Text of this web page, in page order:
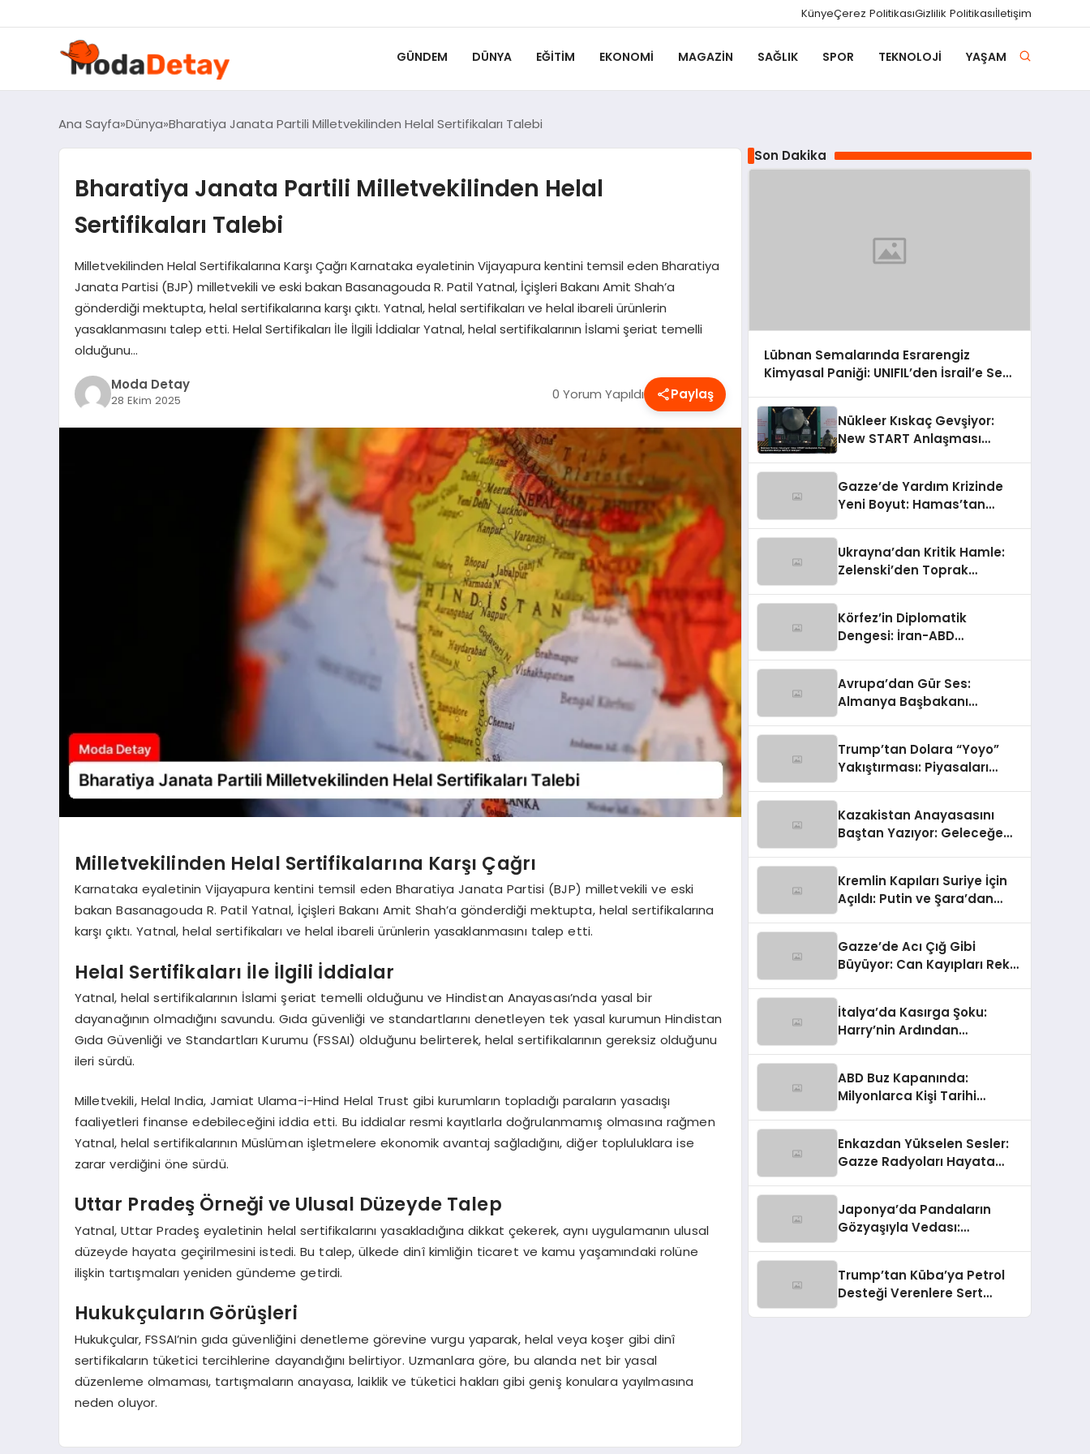
KünyeÇerez PolitikasıGizlilik Politikasıİletişim
GÜNDEM DÜNYA EĞITIM EKONOMI MAGAZIN SAĞLIK SPOR TEKNOLOJI YAŞAM
Ana Sayfa Dünya Bharatiya Janata Partili Milletvekilinden Helal Sertifikaları Talebi
Bharatiya Janata Partili Milletvekilinden Helal
Sertifikaları Talebi
Milletvekilinden Helal Sertifikalarına Karşı Çağrı Karnataka eyaletinin Vijayapura kentini temsil eden Bharatiya
Janata Partisi (BJP) milletvekili ve eski bakan Basanagouda R. Patil Yatnal, İçişleri Bakanı Amit Shah’a
gönderdiği mektupta, helal sertifikalarına karşı çıktı. Yatnal, helal sertifikaları ve helal ibareli ürünlerin
yasaklanmasını talep etti. Helal Sertifikaları İle İlgili İddialar Yatnal, helal sertifikalarının İslami şeriat temelli
olduğunu…
Moda Detay
28 Ekim 2025 0 Yorum Yapıldı Paylaş
Milletvekilinden Helal Sertifikalarına Karşı Çağrı
Karnataka eyaletinin Vijayapura kentini temsil eden Bharatiya Janata Partisi (BJP) milletvekili ve eski
bakan Basanagouda R. Patil Yatnal, İçişleri Bakanı Amit Shah’a gönderdiği mektupta, helal sertifikalarına
karşı çıktı. Yatnal, helal sertifikaları ve helal ibareli ürünlerin yasaklanmasını talep etti.
Helal Sertifikaları İle İlgili İddialar
Yatnal, helal sertifikalarının İslami şeriat temelli olduğunu ve Hindistan Anayasası’nda yasal bir
dayanağının olmadığını savundu. Gıda güvenliği ve standartlarını denetleyen tek yasal kurumun Hindistan
Gıda Güvenliği ve Standartları Kurumu (FSSAI) olduğunu belirterek, helal sertifikalarının gereksiz olduğunu
ileri sürdü.
Milletvekili, Helal India, Jamiat Ulama-i-Hind Helal Trust gibi kurumların topladığı paraların yasadışı
faaliyetleri finanse edebileceğini iddia etti. Bu iddialar resmi kayıtlarla doğrulanmamış olmasına rağmen
Yatnal, helal sertifikalarının Müslüman işletmelere ekonomik avantaj sağladığını, diğer topluluklara ise
zarar verdiğini öne sürdü.
Uttar Pradeş Örneği ve Ulusal Düzeyde Talep
Yatnal, Uttar Pradeş eyaletinin helal sertifikalarını yasakladığına dikkat çekerek, aynı uygulamanın ulusal
düzeyde hayata geçirilmesini istedi. Bu talep, ülkede dinî kimliğin ticaret ve kamu yaşamındaki rolüne
ilişkin tartışmaları yeniden gündeme getirdi.
Hukukçuların Görüşleri
Hukukçular, FSSAI’nin gıda güvenliğini denetleme görevine vurgu yaparak, helal veya koşer gibi dinî
sertifikaların tüketici tercihlerine dayandığını belirtiyor. Uzmanlara göre, bu alanda net bir yasal
düzenleme olmaması, tartışmaların anayasa, laiklik ve tüketici hakları gibi geniş konulara yayılmasına
neden oluyor.
Son Dakika
Lübnan Semalarında Esrarengiz
Kimyasal Paniği: UNIFIL’den İsrail’e Sert
Nükleer Kıskaç Gevşiyor:
New START Anlaşması
Gazze’de Yardım Krizinde
Yeni Boyut: Hamas’tan
Ukrayna’dan Kritik Hamle:
Zelenski’den Toprak
Körfez’in Diplomatik
Dengesi: İran-ABD
Avrupa’dan Gür Ses:
Almanya Başbakanı
Trump’tan Dolara “Yoyo”
Yakıştırması: Piyasaları
Kazakistan Anayasasını
Baştan Yazıyor: Geleceğe
Kremlin Kapıları Suriye İçin
Açıldı: Putin ve Şara’dan
Gazze’de Acı Çığ Gibi
Büyüyor: Can Kayıpları Rekor
İtalya’da Kasırga Şoku:
Harry’nin Ardından
ABD Buz Kapanında:
Milyonlarca Kişi Tarihi
Enkazdan Yükselen Sesler:
Gazze Radyoları Hayata
Japonya’da Pandaların
Gözyaşıyla Vedası:
Trump’tan Küba’ya Petrol
Desteği Verenlere Sert